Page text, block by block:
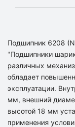
Подшипник 6208
"Подшипники
различных
обладает
эксплуатации.
мм, внешний
высотой 18 мм
применения